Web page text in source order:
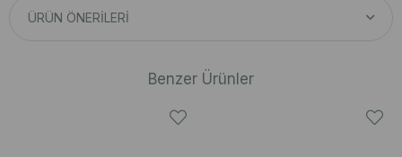
ÜRÜN ÖNERILERI
Benzer Ürünler